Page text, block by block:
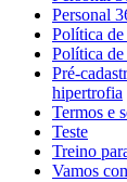
Personal
Política
Política
Pré-
hipertrofia
Termos e
Teste
Treino
Vamos